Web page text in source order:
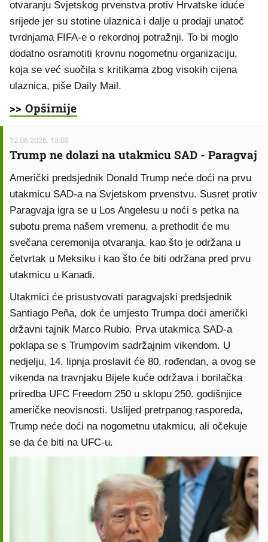
otvaranju Svjetskog prvenstva protiv Hrvatske iduće
srijede jer su stotine ulaznica i dalje u prodaji unatoč
tvrdnjama FIFA-e o rekordnoj potražnji. To bi moglo
dodatno osramotiti krovnu nogometnu organizaciju,
koja se već suočila s kritikama zbog visokih cijena
ulaznica, piše Daily Mail.
>> Opširnije
12.06.2026. 13:03
Trump ne dolazi na utakmicu SAD - Paragvaj
Američki predsjednik Donald Trump neće doći na prvu
utakmicu SAD-a na Svjetskom prvenstvu. Susret protiv
Paragvaja igra se u Los Angelesu u noći s petka na
subotu prema našem vremenu, a prethodit će mu
svečana ceremonija otvaranja, kao što je održana u
četvrtak u Meksiku i kao što će biti održana pred prvu
utakmicu u Kanadi.
Utakmici će prisustvovati paragvajski predsjednik
Santiago Peña, dok će umjesto Trumpa doći američki
državni tajnik Marco Rubio. Prva utakmica SAD-a
poklapa se s Trumpovim sadržajnim vikendom. U
nedjelju, 14. lipnja proslavit će 80. rođendan, a ovog se
vikenda na travnjaku Bijele kuće održava i borilačka
priredba UFC Freedom 250 u sklopu 250. godišnjice
američke neovisnosti. Uslijed pretrpanog rasporeda,
Trump neće doći na nogometnu utakmicu, ali očekuje
se da će biti na UFC-u.